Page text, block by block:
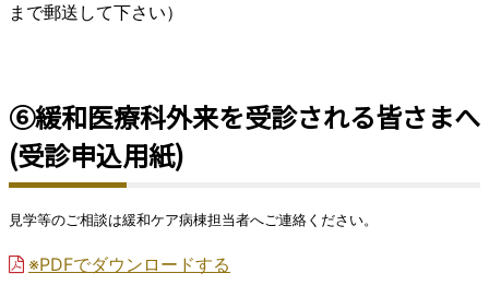
まで郵送して下さい）
⑥緩和医療科外来を受診される皆さまへ
(受診申込用紙)
見学等のご相談は緩和ケア病棟担当者へご連絡ください。
※PDFでダウンロードする